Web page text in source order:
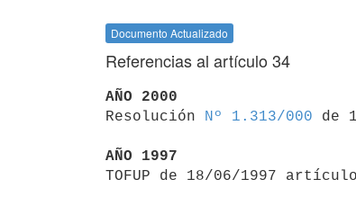
Documento Actualizado
Referencias al artículo 34
AÑO 2000
Resolución
Nº 1.313/000 de
AÑO 1997
TOFUP de 18/06/1997